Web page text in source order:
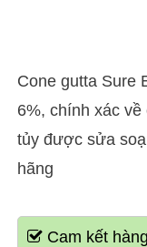
Cone gutta Sure
6%, chính xác
tủy được sửa
hãng
Cam kết